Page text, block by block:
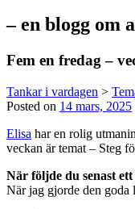
– en blogg om
Fem en fredag –
Tankar i vardagen >
Posted on 14 mars, 2025
Elisa har en rolig
veckan är temat – Steg
När följde du senast ett
När jag gjorde den goda